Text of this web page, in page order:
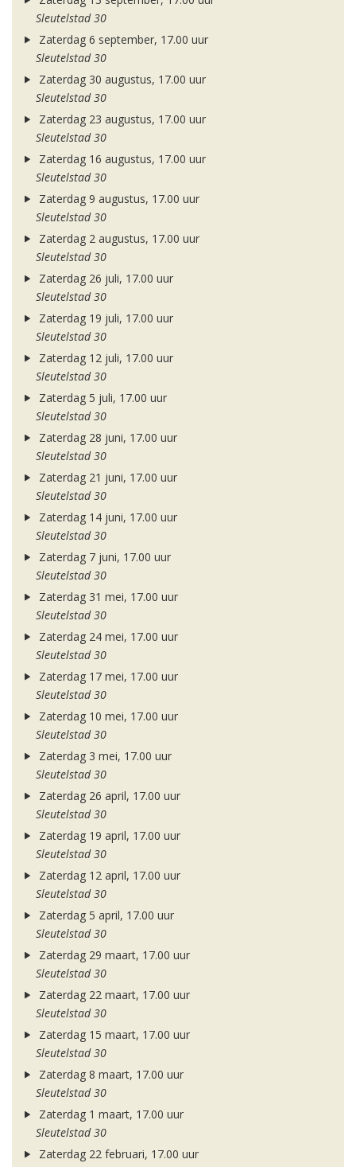
Sleutelstad 30
Zaterdag 6 september, 17.00 uur
Sleutelstad 30
Zaterdag 30 augustus, 17.00 uur
Sleutelstad 30
Zaterdag 23 augustus, 17.00 uur
Sleutelstad 30
Zaterdag 16 augustus, 17.00 uur
Sleutelstad 30
Zaterdag 9 augustus, 17.00 uur
Sleutelstad 30
Zaterdag 2 augustus, 17.00 uur
Sleutelstad 30
Zaterdag 26 juli, 17.00 uur
Sleutelstad 30
Zaterdag 19 juli, 17.00 uur
Sleutelstad 30
Zaterdag 12 juli, 17.00 uur
Sleutelstad 30
Zaterdag 5 juli, 17.00 uur
Sleutelstad 30
Zaterdag 28 juni, 17.00 uur
Sleutelstad 30
Zaterdag 21 juni, 17.00 uur
Sleutelstad 30
Zaterdag 14 juni, 17.00 uur
Sleutelstad 30
Zaterdag 7 juni, 17.00 uur
Sleutelstad 30
Zaterdag 31 mei, 17.00 uur
Sleutelstad 30
Zaterdag 24 mei, 17.00 uur
Sleutelstad 30
Zaterdag 17 mei, 17.00 uur
Sleutelstad 30
Zaterdag 10 mei, 17.00 uur
Sleutelstad 30
Zaterdag 3 mei, 17.00 uur
Sleutelstad 30
Zaterdag 26 april, 17.00 uur
Sleutelstad 30
Zaterdag 19 april, 17.00 uur
Sleutelstad 30
Zaterdag 12 april, 17.00 uur
Sleutelstad 30
Zaterdag 5 april, 17.00 uur
Sleutelstad 30
Zaterdag 29 maart, 17.00 uur
Sleutelstad 30
Zaterdag 22 maart, 17.00 uur
Sleutelstad 30
Zaterdag 15 maart, 17.00 uur
Sleutelstad 30
Zaterdag 8 maart, 17.00 uur
Sleutelstad 30
Zaterdag 1 maart, 17.00 uur
Sleutelstad 30
Zaterdag 22 februari, 17.00 uur